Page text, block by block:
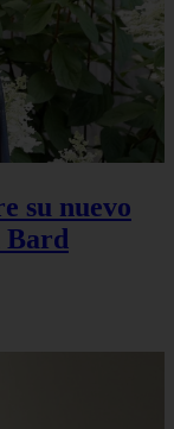
su nuevo
Bard